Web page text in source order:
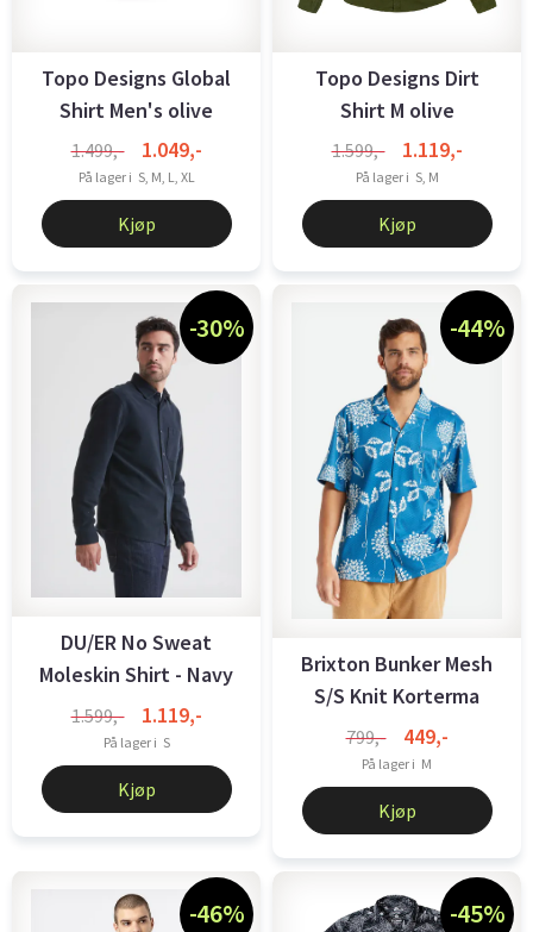
Topo Designs Global
Shirt Men's olive
1.499,- 1.049,-
På lager i S, M, L, XL
Kjøp
Topo Designs Dirt
Shirt M olive
1.599,- 1.119,-
På lager i S, M
Kjøp
-30%
DU/ER No Sweat
Moleskin Shirt - Navy
1.599,- 1.119,-
På lager i S
Kjøp
-44%
Brixton Bunker Mesh
S/S Knit Korterma
Skjorte Sky ...
799,- 449,-
På lager i M
Kjøp
-46% -45%